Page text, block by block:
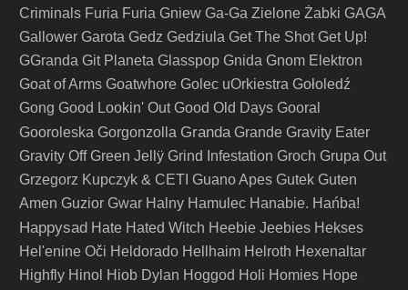
Criminals Furia Furia Gniew Ga-Ga Zielone Żabki GAGA
Gallower Garota Gedz Gedziula Get The Shot Get Up!
GGranda Git Planeta Glasspop Gnida Gnom Elektron
Goat of Arms Goatwhore Golec uOrkiestra Gołoledź
Gong Good Lookin' Out Good Old Days Gooral
Gooroleska Gorgonzolla Granda Grande Gravity Eater
Gravity Off Green Jellÿ Grind Infestation Groch Grupa Out
Grzegorz Kupczyk & CETI Guano Apes Gutek Guten
Amen Guzior Gwar Halny Hamulec Hanabie. Hańba!
Happysad Hate Hated Witch Heebie Jeebies Hekses
Hel'enine Oči Heldorado Hellhaim Helroth Hexenaltar
Highfly Hinol Hiob Dylan Hoggod Holi Homies Hope